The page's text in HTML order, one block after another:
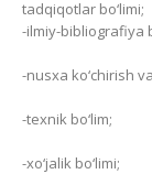
tadqiqotlar bo‘limi;
-ilmiy-bibliografiya
-nusxa ko‘chirish
-texnik bo‘lim;
-xo‘jalik bo‘limi;